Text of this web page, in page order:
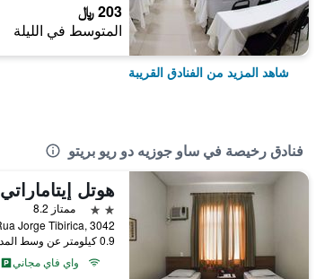
203 ﷼
المتوسط في الليلة
شاهد المزيد من الفنادق القريبة
فنادق رخيصة في ساو جوزيه دو ريو بريتو
هوتل إيتاماراتي
2 نجمتين
ممتاز 8.2
0.9 كيلومتر عن وسط المدينة
واي فاي مجاني